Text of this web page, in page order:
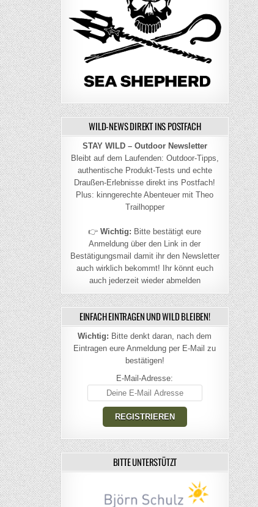
WILD-NEWS DIREKT INS POSTFACH
STAY WILD – Outdoor Newsletter
Bleibt auf dem Laufenden: Outdoor-Tipps,
authentische Produkt-Tests und echte
Draußen-Erlebnisse direkt ins Postfach!
Plus: kinngerechte Abenteuer mit Theo
Trailhopper
👉Wichtig: Bitte bestätigt eure
Anmeldung über den Link in der
Bestätigungsmail damit ihr den Newsletter
auch wirklich bekommt! Ihr könnt euch
auch jederzeit wieder abmelden
EINFACH EINTRAGEN UND WILD BLEIBEN!
Wichtig: Bitte denkt daran, nach dem
Eintragen eure Anmeldung per E-Mail zu
bestätigen!
E-Mail-Adresse:
BITTE UNTERSTÜTZT